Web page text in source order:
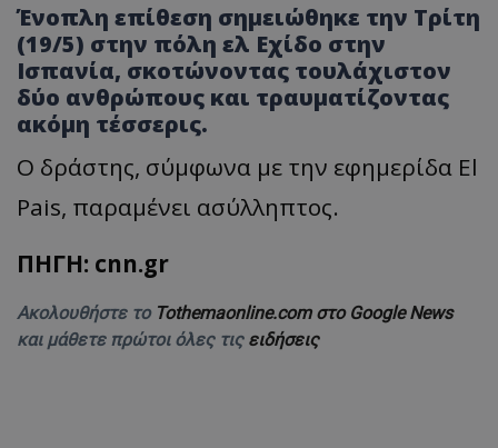
Ένοπλη επίθεση σημειώθηκε την Τρίτη
(19/5) στην πόλη ελ Εχίδο στην
Ισπανία, σκοτώνοντας τουλάχιστον
δύο ανθρώπους και τραυματίζοντας
ακόμη τέσσερις.
Ο δράστης, σύμφωνα με την εφημερίδα El
Pais, παραμένει ασύλληπτος.
ΠΗΓΗ: cnn.gr
Ακολουθήστε το Tothemaonline.com στο Google News
και μάθετε πρώτοι όλες τις ειδήσεις